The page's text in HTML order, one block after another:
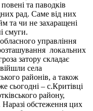
та паводків
рад. Саме від них
та чи не захаращені
смуги.
управління
локальних
затору складає
села
районів, а також
сьогодні – с.Критівці
району,
Наразі обстеження цих